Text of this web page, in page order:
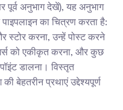
पूर्व अनुभाग देखें), यह अनुभाग
का चित्रण करता है:
स्टोर करना, उन्हें पोस्ट करने
को एकीकृत करना, और कुछ
डालना। विस्तृत
बेहतरीन प्रथाएं उद्देश्यपूर्ण